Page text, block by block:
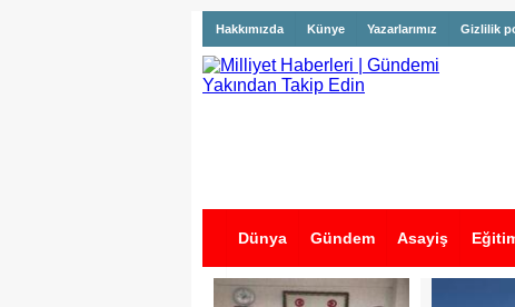
Hakkımızda Künye Yazarlarımız Gizlilik
Dünya Gündem Asayiş
İş İlanları